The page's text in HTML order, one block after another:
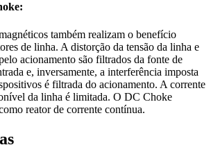
também realizam o benefício
de linha. A distorção da tensão da linha e
acionamento são filtrados da fonte de
e, inversamente, a interferência imposta
é filtrada do acionamento. A corrente
da linha é limitada. O DC Choke
reator de corrente contínua.